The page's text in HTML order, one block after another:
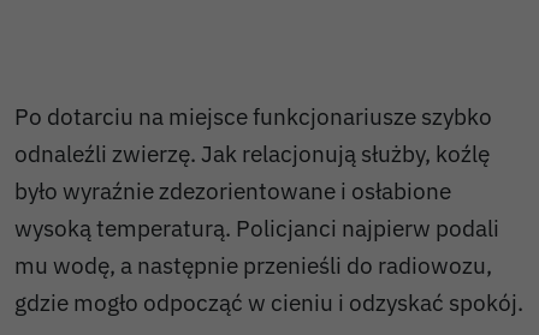
Po dotarciu na miejsce funkcjonariusze szybko
odnaleźli zwierzę. Jak relacjonują służby, koźlę
było wyraźnie zdezorientowane i osłabione
wysoką temperaturą. Policjanci najpierw podali
mu wodę, a następnie przenieśli do radiowozu,
gdzie mogło odpocząć w cieniu i odzyskać spokój.